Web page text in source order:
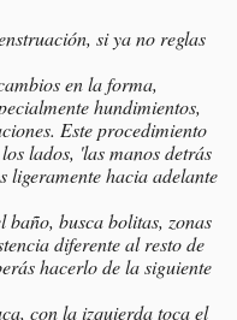
si ya no reglas
en la forma,
hundimientos,
Este procedimiento
lados, 'las manos detrás
ligeramente hacia adelante
baño, busca bolitas, zonas
diferente al resto de
hacerlo de la siguiente
con la izquierda toca el